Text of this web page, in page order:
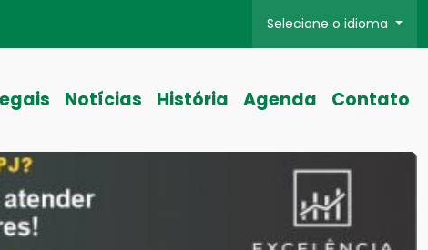
Selecione o idioma
Notícias História Agenda Contato